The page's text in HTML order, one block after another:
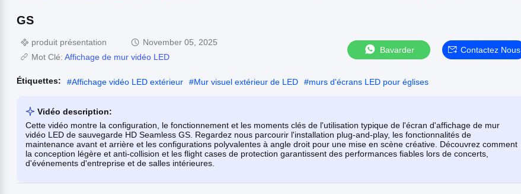
GS
produit présentation
November 05, 2025
Mot Clé: Affichage de mur vidéo LED
Bavarder Contactez Nous
Étiquettes: #Affichage vidéo LED extérieur #Mur visuel extérieur de LED #murs d'écrans LED pour églises
Vidéo description:
Cette vidéo montre la configuration, le fonctionnement et les moments clés de l'utilisation typique de l'écran d'affichage de mur
vidéo LED de sauvegarde HD Seamless GS. Regardez nous parcourir l'installation plug-and-play, les fonctionnalités de
maintenance avant et arrière et les configurations polyvalentes à angle droit pour une mise en scène créative. Découvrez comment
la conception légère et anti-collision et les flight cases de protection garantissent des performances fiables lors de concerts,
d'événements d'entreprise et de salles intérieures.